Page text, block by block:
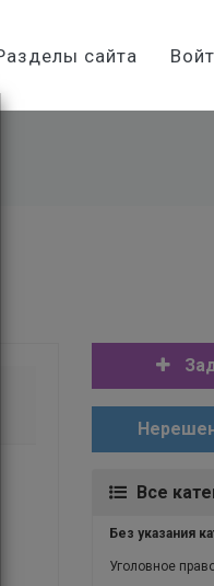
сайта
Все
Без указания
Уголовное